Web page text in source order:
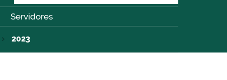
Servidores
2023